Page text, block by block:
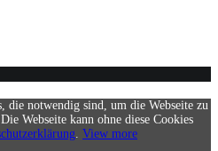
die notwendig sind, um die Webseite zu
Webseite kann ohne diese Cookies
. View more